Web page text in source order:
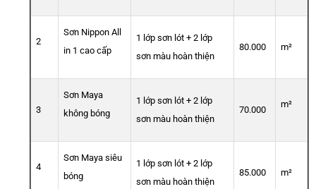
2
Sơn Nippon All
in 1 cao cấp
1 lớp sơn lót + 2 lớp
sơn màu hoàn thiện
80.000 m²
3
Sơn Maya
không bóng
1 lớp sơn lót + 2 lớp
sơn màu hoàn thiện
70.000
m²
4
Sơn Maya siêu
bóng
1 lớp sơn lót + 2 lớp
sơn màu hoàn thiện
85.000 m²